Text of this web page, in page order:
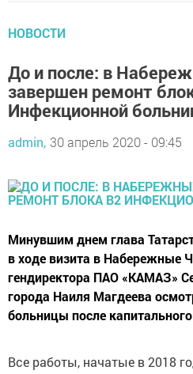
НОВОСТИ
До и после: в
завершен ремонт
Инфекционной
admin, 30 апрель 2020 - 09:45
Минувшим днем глава
в ходе визита в Набережные
гендиректора ПАО «КАМАЗ»
города Наиля Магдеева
больницы после
Все работы, начатые в 2018